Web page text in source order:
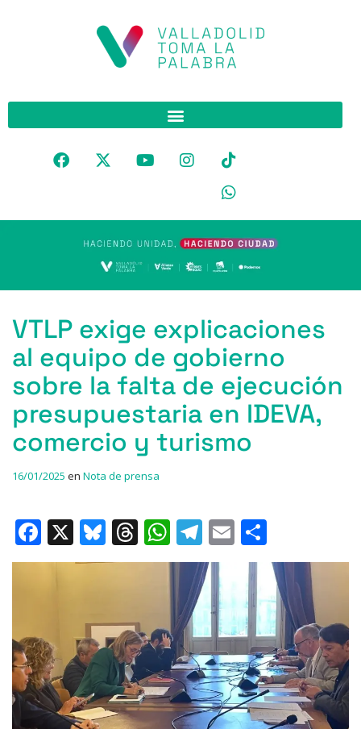
VTLP exige explicaciones
al equipo de gobierno
sobre la falta de ejecución
presupuestaria en IDEVA,
comercio y turismo
16/01/2025 en Nota de prensa
F
a
b
o
o
k
X
Bl
u
k
y
T
h
d
s
W
h
at
s
A
p
p
T
el
e
gr
a
m
E
m
ai
l
o
m
p
ar
ti
r